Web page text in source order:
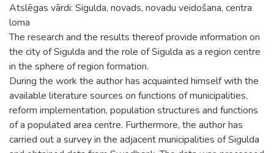
Atslēgas vārdi: Sigulda, novads, novadu veidošana, centra
loma
The research and the results thereof provide information on
the city of Sigulda and the role of Sigulda as a region centre
in the sphere of region formation.
During the work the author has acquainted himself with the
available literature sources on functions of municipalities,
reform implementation, population structures and functions
of a populated area centre. Furthermore, the author has
carried out a survey in the adjacent municipalities of Sigulda